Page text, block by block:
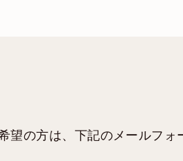
望の方は、下記のメールフォ